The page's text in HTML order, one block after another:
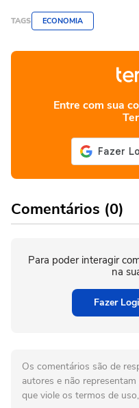
TAGS ECONOMIA
Entre com sua
Comentários (0)
Para poder interagir
na
Fazer
Os comentários são de
autores e não
que viole os termos de